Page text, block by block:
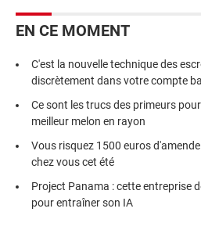
EN CE MOMENT
C'est la nouvelle technique des
discrètement dans votre compte
Ce sont les trucs des primeurs
meilleur melon en rayon
Vous risquez 1500 euros
chez vous cet été
Project Panama : cette entreprise
pour entraîner son IA